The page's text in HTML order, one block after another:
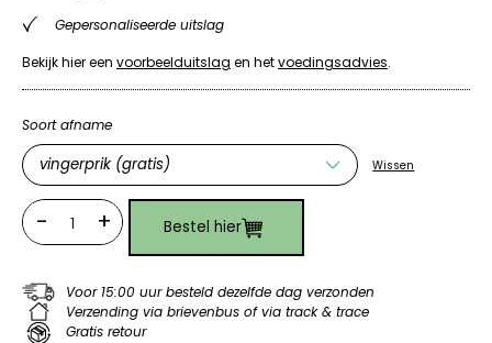
Gepersonaliseerde uitslag
Bekijk hier een voorbeelduitslag en hetvoedingsadvies.
Soort afname
Wissen
Quantity
- + Bestel hier
Voor 15:00 uur besteld dezelfde dag verzonden
Verzending via brievenbus of via track & trace
Gratis retour